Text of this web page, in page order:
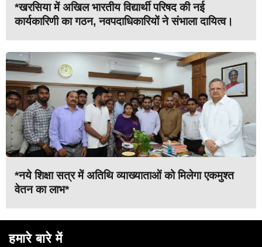
*खरसिया में अखिल भारतीय विद्यार्थी परिषद की नई
कार्यकारिणी का गठन, नवपदाधिकारियों ने संभाला दायित्व।
*नये शिक्षा सत्र में अतिथि व्याख्याताओं को मिलेगा एकमुश्त
वेतन का लाभ*
हमारे बारे में